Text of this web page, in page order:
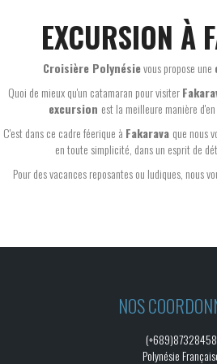
EXCURSION À
Croisière Polynésievous propose une
Quoi de mieux qu'un catamaran pour visiter
excursion est la meilleure manière
C'est dans ce cadre féerique à Fakarava que nous
en toute simplicité, dans un esprit de
Pour des vacances reposantes ou ludiques, nous
NOS
(+689)87328458
Polynésie